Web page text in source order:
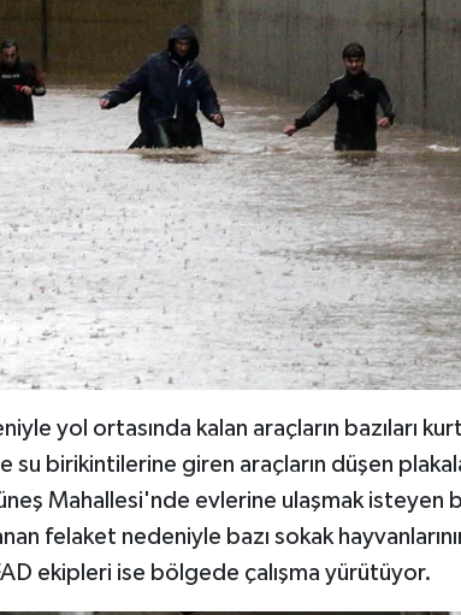
yol ortasında kalan araçların bazıları
birikintilerine giren araçların düşen
Mahallesi'nde evlerine ulaşmak isteyen
felaket nedeniyle bazı sokak
ekipleri ise bölgede çalışma yürütüyor.